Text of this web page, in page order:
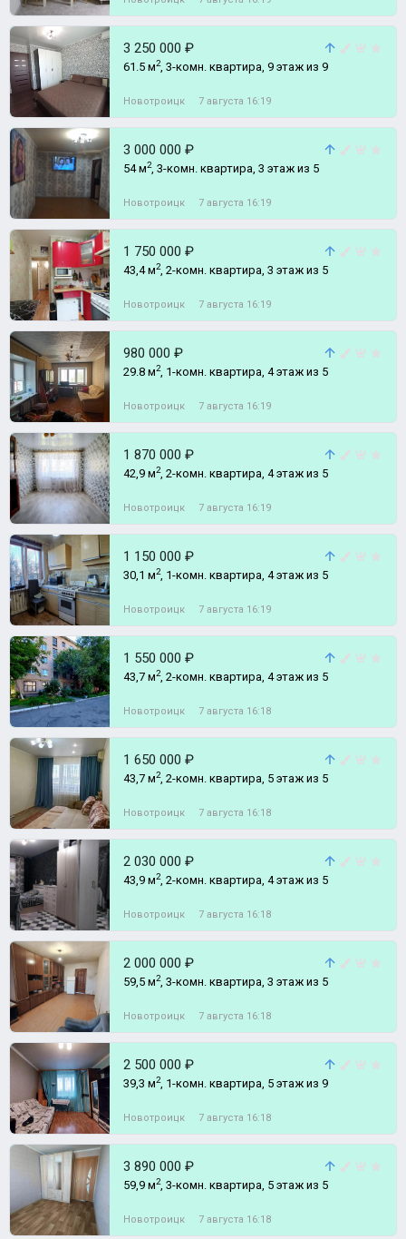
3 250 000 ₽
61.5 м2, 3-комн. квартира, 9 этаж из 9
Новотроицк 7 августа 16:19
3 000 000 ₽
54 м2, 3-комн. квартира, 3 этаж из 5
Новотроицк 7 августа 16:19
1 750 000 ₽
43,4 м2, 2-комн. квартира, 3 этаж из 5
Новотроицк 7 августа 16:19
980 000 ₽
29.8 м2, 1-комн. квартира, 4 этаж из 5
Новотроицк 7 августа 16:19
1 870 000 ₽
42,9 м2, 2-комн. квартира, 4 этаж из 5
Новотроицк 7 августа 16:19
1 150 000 ₽
30,1 м2, 1-комн. квартира, 4 этаж из 5
Новотроицк 7 августа 16:19
1 550 000 ₽
43,7 м2, 2-комн. квартира, 4 этаж из 5
Новотроицк 7 августа 16:18
1 650 000 ₽
43,7 м2, 2-комн. квартира, 5 этаж из 5
Новотроицк 7 августа 16:18
2 030 000 ₽
43,9 м2, 2-комн. квартира, 4 этаж из 5
Новотроицк 7 августа 16:18
2 000 000 ₽
59,5 м2, 3-комн. квартира, 3 этаж из 5
Новотроицк 7 августа 16:18
2 500 000 ₽
39,3 м2, 1-комн. квартира, 5 этаж из 9
Новотроицк 7 августа 16:18
3 890 000 ₽
59,9 м2, 3-комн. квартира, 5 этаж из 5
Новотроицк 7 августа 16:18